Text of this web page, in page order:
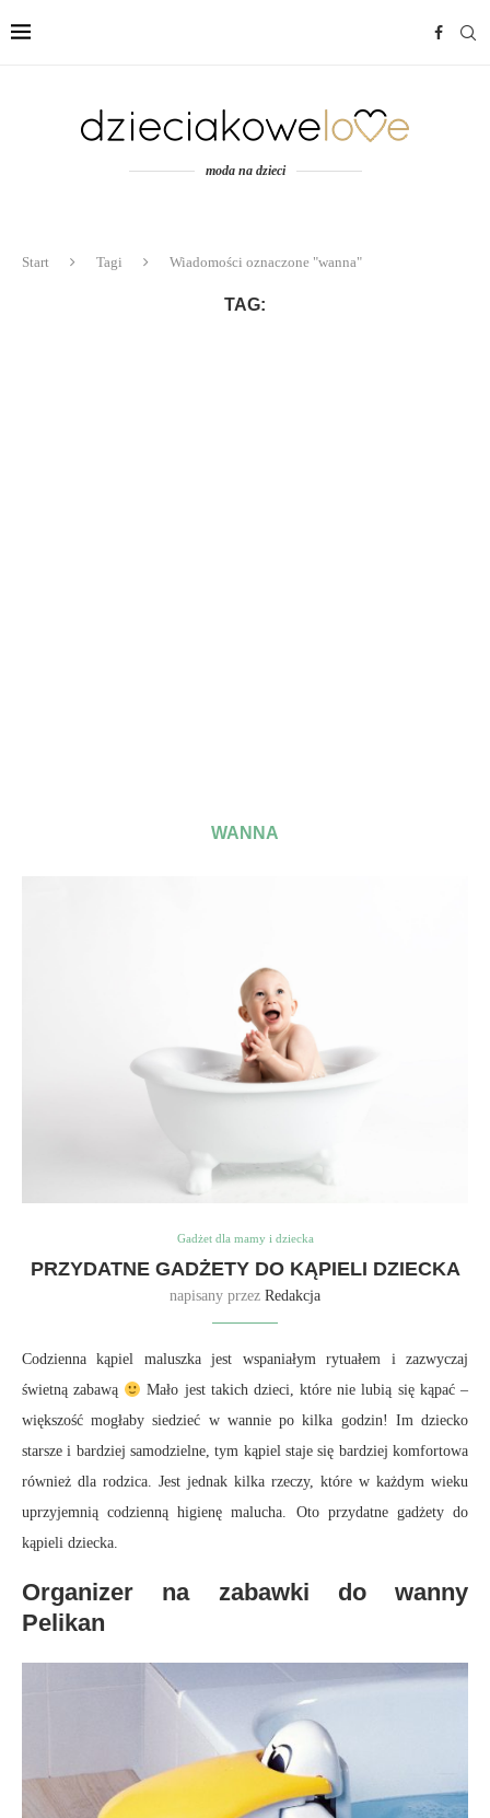
moda na dzieci
Start Tagi Wiadomości oznaczone "wanna"
TAG:
WANNA
Gadżet dla mamy i dziecka
PRZYDATNE GADŻETY DO KĄPIELI DZIECKA
napisany przez Redakcja
Codzienna kąpiel maluszka jest wspaniałym rytuałem i zazwyczaj
świetną zabawą
Mało jest takich dzieci, które nie lubią się kąpać –
większość mogłaby siedzieć w wannie po kilka godzin! Im dziecko
starsze i bardziej samodzielne, tym kąpiel staje się bardziej komfortowa
również dla rodzica. Jest jednak kilka rzeczy, które w każdym wieku
uprzyjemnią codzienną higienę malucha. Oto przydatne gadżety do
kąpieli dziecka.
Organizer na zabawki do wanny
Pelikan